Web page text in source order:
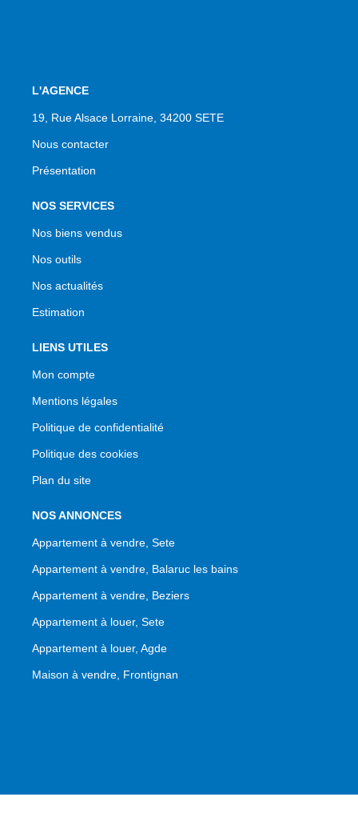
L'AGENCE
19, Rue Alsace Lorraine, 34200 SETE
Nous contacter
Nos biens vendus
Nos outils
Nos actualités
Estimation
Mon compte
Mentions légales
Politique de confidentialité
Politique des cookies
Plan du site
Appartement à vendre, Sete
Appartement à vendre, Balaruc les bains
Appartement à vendre, Beziers
Appartement à louer, Sete
Appartement à louer, Agde
Maison à vendre, Frontignan